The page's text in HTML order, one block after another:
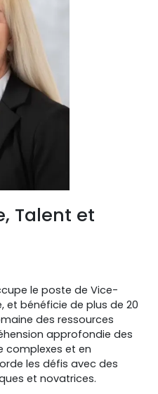
Talent et
le poste de Vice-
et bénéficie de plus de 20
des ressources
approfondie des
complexes et en
les défis avec des
et novatrices.